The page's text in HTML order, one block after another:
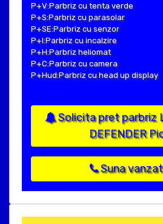
P+V:Parbriz cu tenta verde
P+S:Parbriz cu parasolar
P+SE:Parbriz cu senzor
P+I:Parbriz cu incalzire
P+H:Parbriz heliomat
P+C:Parbriz cu camera
P+Hud:Parbriz cu head up display
Solicita pret parbriz
DEFENDER
Suna